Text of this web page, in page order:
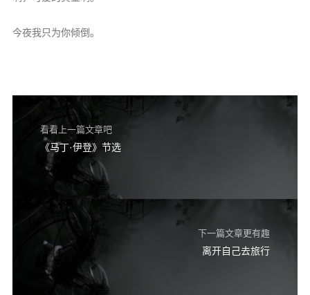
今夜我只为你倾倒。
看看上一篇文章吧
《马丁·伊登》节选
下一篇文章更有趣
离开自己去旅行
友情链接
罗德岛
Borderland
黑魂档案
HEX时钟